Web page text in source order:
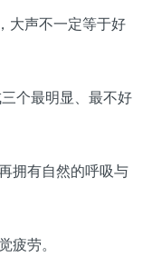
大声不一定等于好
个最明显、最不好
拥有自然的呼吸与
疲劳。